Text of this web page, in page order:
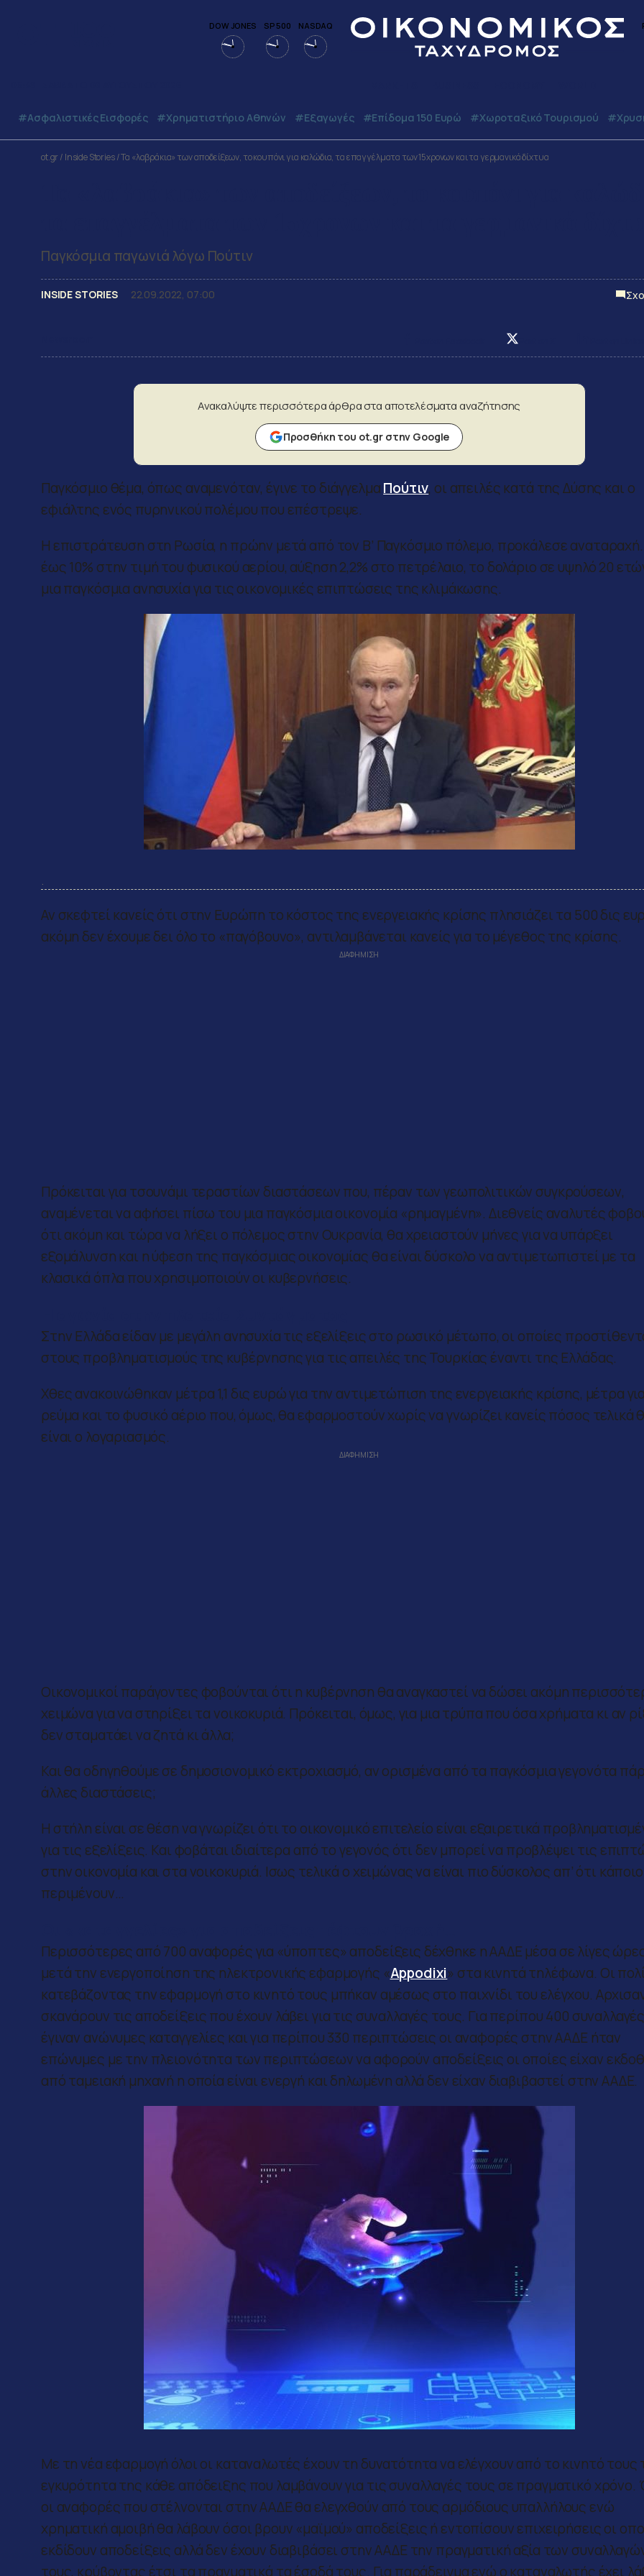
DOW JONES SP 500 NASDAQ
#Ασφαλιστικές Εισφορές #Χρηματιστήριο Αθηνών #εξαγωγές #Επίδομα 150 Ευρώ #Χωροταξικό Τουρισμού
ot.gr/ Inside Stories/Τα «λαβράκια» των αποδείξεων, το κουπόνι για καλώδια, τα επαγγέλματα των 15χρονων και τα γερμανικά δίχτυα
Παγκόσμια παγωνιά λόγω Πούτιν
INSIDE STORIES 22.09.2022, 07:00
Ανακαλύψτε περισσότερα άρθρα στα αποτελέσματα αναζήτησης
Προσθήκη του ot.gr στην Google
Παγκόσμιο θέμα, όπως αναμενόταν, έγινε το διάγγελμαΠούτιν, οι απειλές κατά της Δύσης και ο
εφιάλτης ενός πυρηνικού πολέμου που επέστρεψε.
Η επιστράτευση στη Ρωσία, η πρώην μετά από τον Β’ Παγκόσμιο πόλεμο, προκάλεσε
έως 10% στην τιμή του φυσικού αερίου, αύξηση 2,2% στο πετρέλαιο, το δολάριο σε υψηλό 20
μια παγκόσμια ανησυχία για τις οικονομικές επιπτώσεις της κλιμάκωσης.
.
Αν σκεφτεί κανείς ότι στην Ευρώπη το κόστος της ενεργειακής κρίσης πλησιάζει τα 500 δις
ακόμη δεν έχουμε δει όλο το «παγόβουνο», αντιλαμβάνεται κανείς για το μέγεθος της κρίσης.
Πρόκειται για τσουνάμι τεραστίων διαστάσεων που, πέραν των γεωπολιτικών συγκρούσεων,
αναμένεται να αφήσει πίσω του μια παγκόσμια οικονομία «ρημαγμένη». Διεθνείς αναλυτές
ότι ακόμη και τώρα να λήξει ο πόλεμος στην Ουκρανία, θα χρειαστούν μήνες για να υπάρξει
εξομάλυνση και η ύφεση της παγκόσμιας οικονομίας θα είναι δύσκολο να αντιμετωπιστεί με τα
κλασικά όπλα που χρησιμοποιούν οι κυβερνήσεις.
Στην Ελλάδα είδαν με μεγάλη ανησυχία τις εξελίξεις στο ρωσικό μέτωπο, οι οποίες
στους προβληματισμούς της κυβέρνησης για τις απειλές της Τουρκίας έναντι της Ελλάδας.
Χθες ανακοινώθηκαν μέτρα 1,1 δις ευρώ για την αντιμετώπιση της ενεργειακής κρίσης, μέτρα
ρεύμα και το φυσικό αέριο που, όμως, θα εφαρμοστούν χωρίς να γνωρίζει κανείς πόσος τελικά
είναι ο λογαριασμός.
Οικονομικοί παράγοντες φοβούνται ότι η κυβέρνηση θα αναγκαστεί να δώσει ακόμη
χειμώνα για να στηρίξει τα νοικοκυριά. Πρόκειται, όμως, για μια τρύπα που όσα χρήματα κι αν
δεν σταματάει να ζητά κι άλλα;
Και θα οδηγηθούμε σε δημοσιονομικό εκτροχιασμό, αν ορισμένα από τα παγκόσμια γεγονότα
άλλες διαστάσεις;
Η στήλη είναι σε θέση να γνωρίζει ότι το οικονομικό επιτελείο είναι εξαιρετικά
για τις εξελίξεις. Και φοβάται ιδιαίτερα από το γεγονός ότι δεν μπορεί να προβλέψει τις
στην οικονομία και στα νοικοκυριά. Ισως τελικά ο χειμώνας να είναι πιο δύσκολος απ’ ότι
περιμένουν…
Περισσότερες από 700 αναφορές για «ύποπτες» αποδείξεις δέχθηκε η ΑΑΔΕ μέσα σε λίγες
μετά την ενεργοποίηση της ηλεκτρονικής εφαρμογής «Appodixi» στα κινητά τηλέφωνα. Οι
κατεβάζοντας την εφαρμογή στο κινητό τους μπήκαν αμέσως στο παιχνίδι του ελέγχου.
σκανάρουν τις αποδείξεις που έχουν λάβει για τις συναλλαγές τους. Για περίπου 400 συναλλαγές
έγιναν ανώνυμες καταγγελίες και για περίπου 330 περιπτώσεις οι αναφορές στην ΑΑΔΕ ήταν
επώνυμες με την πλειονότητα των περιπτώσεων να αφορούν αποδείξεις οι οποίες είχαν
από ταμειακή μηχανή η οποία είναι ενεργή και δηλωμένη αλλά δεν είχαν διαβιβαστεί στην ΑΑΔΕ.
Με τη νέα εφαρμογή όλοι οι καταναλωτές έχουν τη δυνατότητα να ελέγχουν από το κινητό τους
εγκυρότητα της κάθε απόδειξης που λαμβάνουν για τις συναλλαγές τους σε πραγματικό χρόνο.
οι αναφορές που στέλνονται στην ΑΑΔΕ θα ελεγχθούν από τους αρμόδιους υπαλλήλους ενώ
χρηματική αμοιβή θα λάβουν όσοι βρουν «μαϊμού» αποδείξεις ή εντοπίσουν επιχειρήσεις οι
εκδίδουν αποδείξεις αλλά δεν έχουν διαβιβάσει στην ΑΑΔΕ την πραγματική αξία των
τους, κρύβοντας έτσι τα πραγματικά τα έσοδά τους. Για παράδειγμα ενώ ο καταναλωτής έχει